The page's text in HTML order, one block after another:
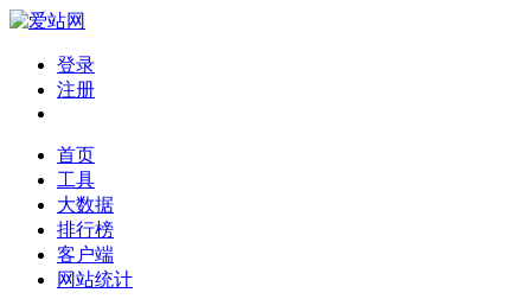
登录
注册
首页
工具
大数据
排行榜
客户端
网站统计